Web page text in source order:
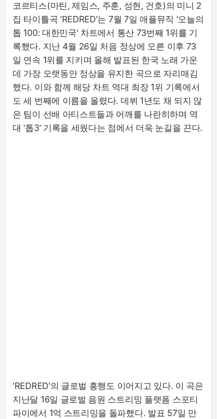
코르티스(마틴, 제임스, 주훈, 성현, 건호)의 미니 2
집 타이틀곡 'REDRED'는 7월 7일 애플뮤직 '오늘의
톱 100: 대한민국' 차트에서 통산 73번째 1위를 기
록했다. 지난 4월 26일 처음 정상에 오른 이후 73
일 연속 1위를 지키며 올해 발표된 한국 노래 가운
데 가장 오랫동안 정상을 유지한 곡으로 자리매김
했다. 이와 함께 해당 차트 역대 최장 1위 기록에서
도 세 번째에 이름을 올렸다. 데뷔 1년도 채 되지 않
은 팀이 선배 아티스트들과 어깨를 나란히하며 역
대 '톱3' 기록을 세웠다는 점에서 더욱 눈길을 끈다.
'REDRED'의 글로벌 흥행도 이어지고 있다. 이 곡은
지난달 16일 글로벌 음원 스트리밍 플랫폼 스포티
파이에서 1억 스트리밍을 돌파했다. 발표 57일 만